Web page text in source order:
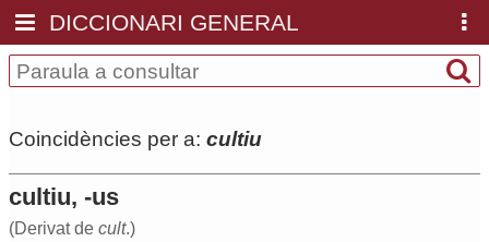
DICCIONARI GENERAL
Coincidències per a: cultiu
cultiu, -us
(Derivat de cult.)